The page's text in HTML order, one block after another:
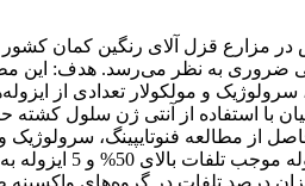
در مزارع قزل آلای‌ ‌رنگین کمان
ضروری به نظر می‌رسد. هدف: ‌این
سرولوژیک و مولکولار تعدادی از